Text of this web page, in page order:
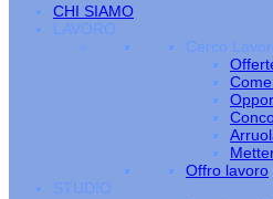
CHI SIAMO
LAVORO
Cerco
Offro lavoro
STUDIO